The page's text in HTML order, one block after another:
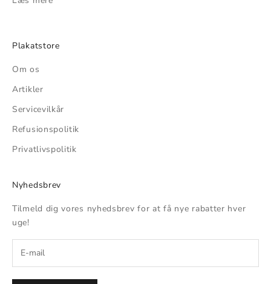
Plakatstore
Om os
Artikler
Servicevilkår
Refusionspolitik
Privatlivspolitik
Nyhedsbrev
Tilmeld dig vores nyhedsbrev for at få nye rabatter hver
uge!